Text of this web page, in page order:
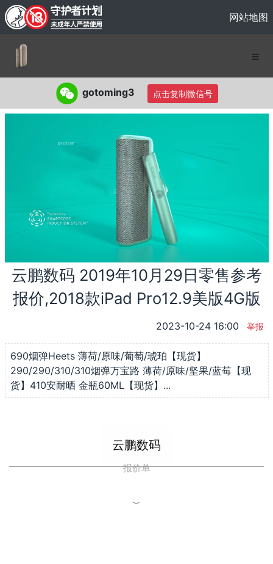
网站地图
云鹏数码 2019年10月29日零售参考
报价,2018款iPad Pro12.9美版4G版
2023-10-24 16:00 举报
690烟弹Heets 薄荷/原味/葡萄/琥珀【现货】
290/290/310/310烟弹万宝路 薄荷/原味/坚果/蓝莓【现
货】410安耐晒 金瓶60ML【现货】...
云鹏数码
报价单
﹀
gotoming3 点击复制微信号